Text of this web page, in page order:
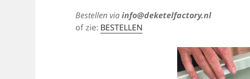
Bestellen viainfo@deketelfactory.nl
of zie: BESTELLEN